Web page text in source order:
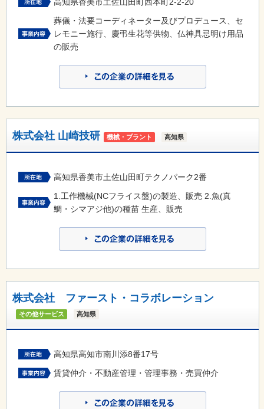
葬儀・法要コーディネーター及びプロデュース、セ
レモニー施行、慶弔生花等供物、仏神具忌明け用品
の販売
株式会社 山崎技研 機械・プラント 高知県
高知県香美市土佐山田町テクノパーク2番
1.工作機械(NCフライス盤)の製造、販売 2.魚(真
鯛・シマアジ他)の種苗 生産、販売
株式会社 ファースト・コラボレーション
その他サービス 高知県
高知県高知市南川添8番17号
賃貸仲介・不動産管理・管理事務・売買仲介